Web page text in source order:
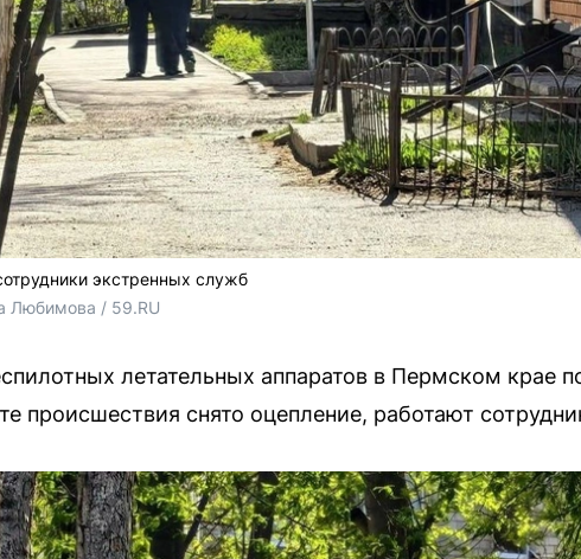
экстренных служб
Любимова / 59.RU
летательных аппаратов в Пермском крае
происшествия снято оцепление, работают